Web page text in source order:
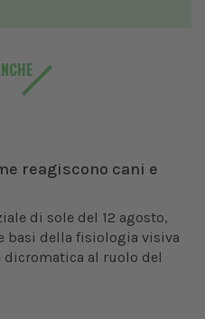
reagiscono cani e
di sole del 12 agosto,
basi della fisiologia visiva
dicromatica al ruolo del